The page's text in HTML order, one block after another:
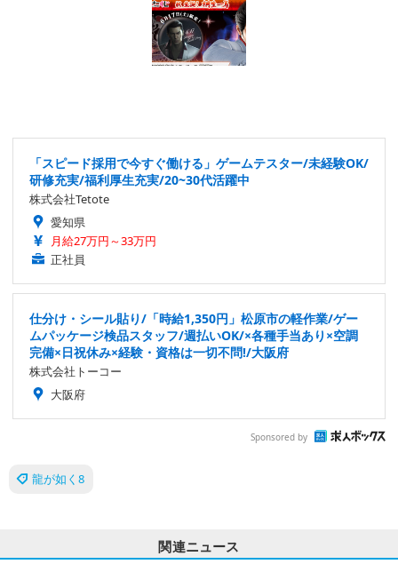
「スピード採用で今すぐ働ける」ゲームテスター/未経験OK/
研修充実/福利厚生充実/20~30代活躍中
株式会社Tetote
愛知県
月給27万円～33万円
正社員
仕分け・シール貼り/「時給1,350円」松原市の軽作業/ゲー
ムパッケージ検品スタッフ/週払いOK/×各種手当あり×空調
完備×日祝休み×経験・資格は一切不問!/大阪府
株式会社トーコー
大阪府
Sponsored by
龍が如く8
関連ニュース